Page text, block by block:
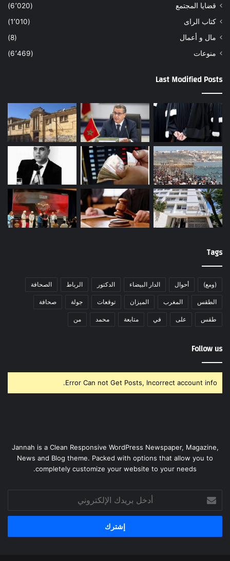
قضايا المجتمع
(6٬020)
كتاب الراى
(1٬010)
مال و أعمال
(8)
منوعات
(6٬469)
Last Modified Posts
Tags
(ومع) أحوال الدار البيضاء الدكتور الرباط الصحافة
الطقس المغرب الميزان توقعات جولة صحافة
طقس على في متابعة محمد من
Follow us
Error Can not Get Posts, Incorrect account info.
Jannah is a Clean Responsive WordPress Newspaper, Magazine,
News and Blog theme. Packed with options that allow you to
completely customize your website to your needs.
بريدك
الإلكتروني